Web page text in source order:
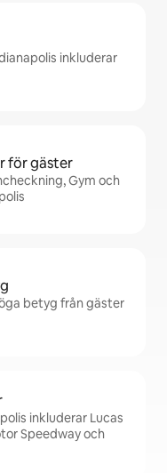
inkluderar
för gäster
Gym och
betyg från gäster
inkluderar Lucas
Speedway och